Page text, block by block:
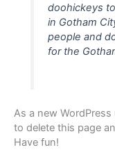
doohickeys
in Gotham
people and
for the
As a new
to delete this page
Have fun!